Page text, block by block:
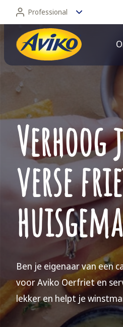
Professional
Professional
Consument
verse
Ben je eigenaar van een
voor Aviko Oerfriet en
lekker en helpt je